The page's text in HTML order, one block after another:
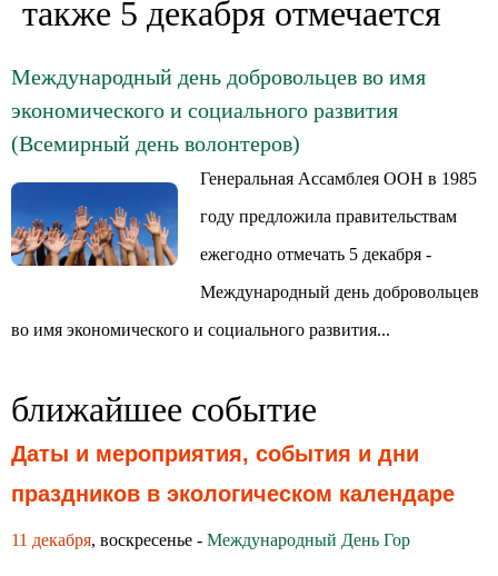
также 5 декабря отмечается
Международный день добровольцев во имя
экономического и социального развития
(Всемирный день волонтеров)
Генеральная Ассамблея ООН в 1985
году предложила правительствам
ежегодно отмечать 5 декабря -
Международный день добровольцев
во имя экономического и социального развития...
ближайшее событие
Даты и мероприятия, события и дни
праздников в экологическом календаре
11 декабря, воскресенье - Международный День Гор